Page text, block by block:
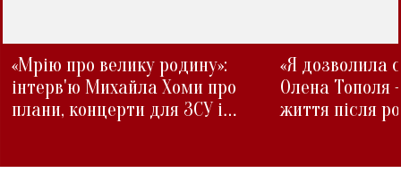
«Мрію про велику родину»:
інтерв'ю Михайла Хоми про
плани, концерти для ЗСУ і
«Я дозволила
Олена Тополя
життя після